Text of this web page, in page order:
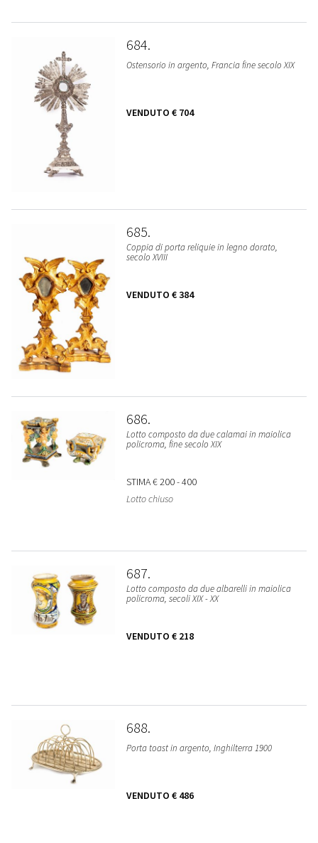
684
Ostensorio in argento, Francia fine secolo XIX
VENDUTO € 704
685
Coppia di porta reliquie in legno dorato,
secolo XVIII
VENDUTO € 384
686
Lotto composto da due calamai in maiolica
policroma, fine secolo XIX
STIMA€ 200 - 400
Lotto chiuso
687
Lotto composto da due albarelli in maiolica
policroma, secoli XIX - XX
VENDUTO € 218
688
Porta toast in argento, Inghilterra 1900
VENDUTO € 486